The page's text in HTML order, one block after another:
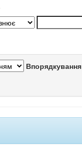
Впорядкування